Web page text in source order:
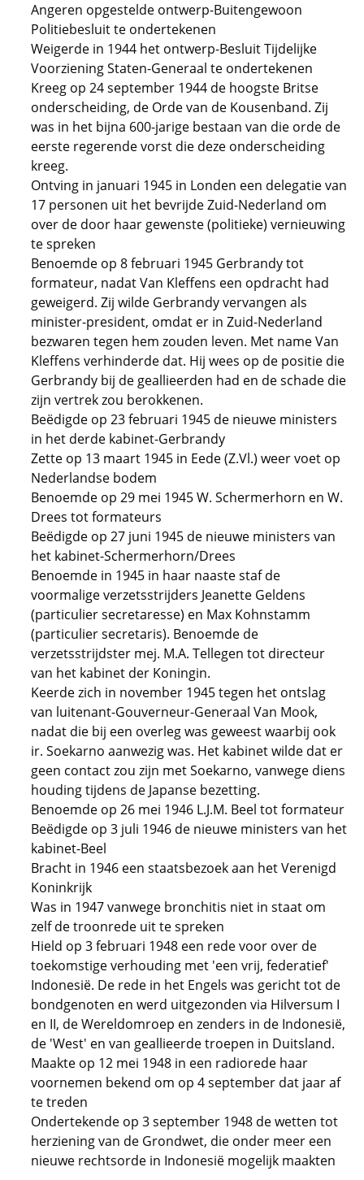
Angeren opgestelde ontwerp-Buitengewoon
Politiebesluit te ondertekenen
Weigerde in 1944 het ontwerp-Besluit Tijdelijke
Voorziening Staten-Generaal te ondertekenen
Kreeg op 24 september 1944 de hoogste Britse
onderscheiding, de Orde van de Kousenband. Zij
was in het bijna 600-jarige bestaan van die orde de
eerste regerende vorst die deze onderscheiding
kreeg.
Ontving in januari 1945 in Londen een delegatie van
17 personen uit het bevrijde Zuid-Nederland om
over de door haar gewenste (politieke) vernieuwing
te spreken
Benoemde op 8 februari 1945 Gerbrandy tot
formateur, nadat Van Kleffens een opdracht had
geweigerd. Zij wilde Gerbrandy vervangen als
minister-president, omdat er in Zuid-Nederland
bezwaren tegen hem zouden leven. Met name Van
Kleffens verhinderde dat. Hij wees op de positie die
Gerbrandy bij de geallieerden had en de schade die
zijn vertrek zou berokkenen.
Beëdigde op 23 februari 1945 de nieuwe ministers
in het derde kabinet-Gerbrandy
Zette op 13 maart 1945 in Eede (Z.Vl.) weer voet op
Nederlandse bodem
Benoemde op 29 mei 1945 W. Schermerhorn en W.
Drees tot formateurs
Beëdigde op 27 juni 1945 de nieuwe ministers van
het kabinet-Schermerhorn/Drees
Benoemde in 1945 in haar naaste staf de
voormalige verzetsstrijders Jeanette Geldens
(particulier secretaresse) en Max Kohnstamm
(particulier secretaris). Benoemde de
verzetsstrijdster mej. M.A. Tellegen tot directeur
van het kabinet der Koningin.
Keerde zich in november 1945 tegen het ontslag
van luitenant-Gouverneur-Generaal Van Mook,
nadat die bij een overleg was geweest waarbij ook
ir. Soekarno aanwezig was. Het kabinet wilde dat er
geen contact zou zijn met Soekarno, vanwege diens
houding tijdens de Japanse bezetting.
Benoemde op 26 mei 1946 L.J.M. Beel tot formateur
Beëdigde op 3 juli 1946 de nieuwe ministers van het
kabinet-Beel
Bracht in 1946 een staatsbezoek aan het Verenigd
Koninkrijk
Was in 1947 vanwege bronchitis niet in staat om
zelf de troonrede uit te spreken
Hield op 3 februari 1948 een rede voor over de
toekomstige verhouding met 'een vrij, federatief'
Indonesië. De rede in het Engels was gericht tot de
bondgenoten en werd uitgezonden via Hilversum I
en II, de Wereldomroep en zenders in de Indonesië,
de 'West' en van geallieerde troepen in Duitsland.
Maakte op 12 mei 1948 in een radiorede haar
voornemen bekend om op 4 september dat jaar af
te treden
Ondertekende op 3 september 1948 de wetten tot
herziening van de Grondwet, die onder meer een
nieuwe rechtsorde in Indonesië mogelijk maakten